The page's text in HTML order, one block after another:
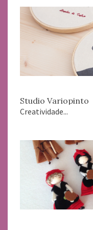
Studio Variopinto
Creatividade...